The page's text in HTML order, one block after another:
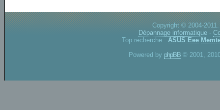
Copyright © 2004-
Dépannage informatique -
Top recherche : ASUS Eee
Powered by phpBB © 2001,